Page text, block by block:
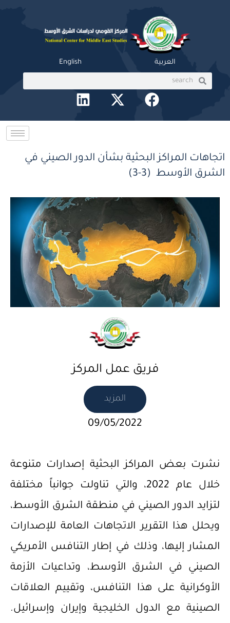
العربية English
Search
Search
F
a
c
b
o
k
X
t
i
e
L
i
n
e
n
اتجاهات المراكز البحثية بشأن الدور الصيني في
الشرق الأوسط (3-3)
فريق عمل المركز
المزيد
09/05/2022
نشرت بعض المراكز البحثية إصدارات متنوعة
خلال عام 2022، والتي تناولت جوانباً مختلفة
لتزايد الدور الصيني في منطقة الشرق الأوسط،
ويحلل هذا التقرير الاتجاهات العامة للإصدارات
المشار إليها، وذلك في إطار التنافس الأمريكي
الصيني في الشرق الأوسط، وتداعيات الأزمة
الأوكرانية على هذا التنافس، وتقييم العلاقات
الصينية مع الدول الخليجية وإيران وإسرائيل.